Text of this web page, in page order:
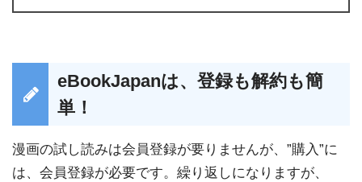
eBookJapanは、登録も解約も簡
単！
漫画の試し読みは会員登録が要りませんが、”購入”に
は、会員登録が必要です。繰り返しになりますが、